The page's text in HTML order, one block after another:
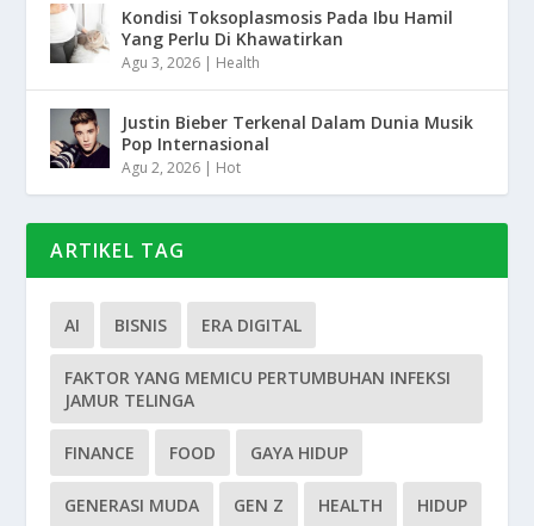
Kondisi Toksoplasmosis Pada Ibu Hamil
Yang Perlu Di Khawatirkan
Agu 3, 2026 | Health
Justin Bieber Terkenal Dalam Dunia Musik
Pop Internasional
Agu 2, 2026 | Hot
ARTIKEL TAG
AI BISNIS ERA DIGITAL
FAKTOR YANG MEMICU PERTUMBUHAN INFEKSI
JAMUR TELINGA
FINANCE FOOD GAYA HIDUP
GENERASI MUDA GEN Z HEALTH HIDUP